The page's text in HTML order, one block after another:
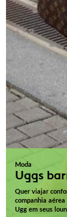
Moda
Uggs
Quer viajar
companhia
Ugg em seus